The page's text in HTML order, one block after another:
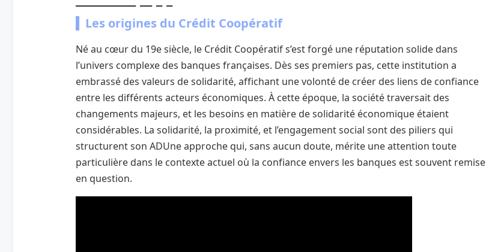
Les origines du Crédit Coopératif
Né au cœur du 19e siècle, le Crédit Coopératif s’est forgé une réputation solide dans
l’univers complexe des banques françaises. Dès ses premiers pas, cette institution a
embrassé des valeurs de solidarité, affichant une volonté de créer des liens de confiance
entre les différents acteurs économiques. À cette époque, la société traversait des
changements majeurs, et les besoins en matière de solidarité économique étaient
considérables. La solidarité, la proximité, et l’engagement social sont des piliers qui
structurent son ADUne approche qui, sans aucun doute, mérite une attention toute
particulière dans le contexte actuel où la confiance envers les banques est souvent remise
en question.